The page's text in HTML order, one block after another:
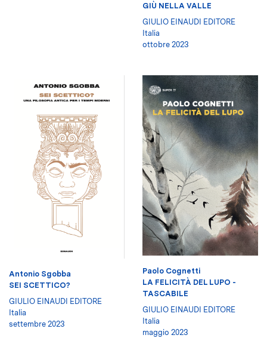
GIÙ NELLA VALLE
GIULIO EINAUDI EDITORE
Italia
ottobre 2023
Antonio Sgobba
SEI SCETTICO?
GIULIO EINAUDI EDITORE
Italia
settembre 2023
Paolo Cognetti
LA FELICITÀ DEL LUPO -
TASCABILE
GIULIO EINAUDI EDITORE
Italia
maggio 2023